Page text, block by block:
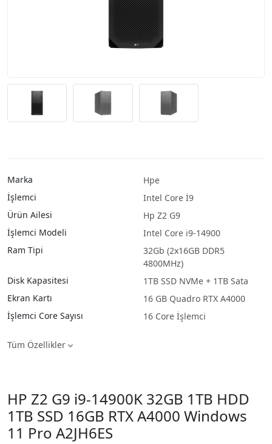
Marka
Hpe
İşlemci
Intel Core İ9
Ürün Ailesi
Hp Z2 G9
İşlemci Modeli
Intel Core i9-14900
Ram Tipi
32Gb (2x16GB DDR5
4800MHz)
Disk Kapasitesi
1TB SSD NVMe + 1TB Sata
Ekran Kartı
16 GB Quadro RTX A4000
İşlemci Core Sayısı
16 Core İşlemci
Tüm Özellikler
HP Z2 G9 i9-14900K 32GB 1TB HDD
1TB SSD 16GB RTX A4000 Windows
11 Pro A2JH6ES